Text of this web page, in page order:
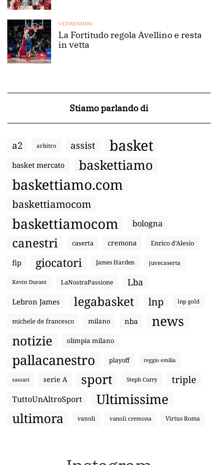
ULTIMISSIME
La Fortitudo regola Avellino e resta
in vetta
Stiamo parlando di
a2 arbitro assist basket
basket mercato baskettiamo
baskettiamo.com
baskettiamocom
baskettiamocom bologna
canestri caserta cremona Enrico d’Alesio
fip giocatori James Harden juvecaserta
Kevin Durant LaNostraPassione Lba
Lebron James legabasket lnp lnp gold
michele de francesco milano nba news
notizie olimpia milano
pallacanestro playoff reggio emilia
sassari serie A sport Steph Curry triple
TuttoUnAltroSport Ultimissime
ultimora vanoli vanoli cremona Virtus Roma